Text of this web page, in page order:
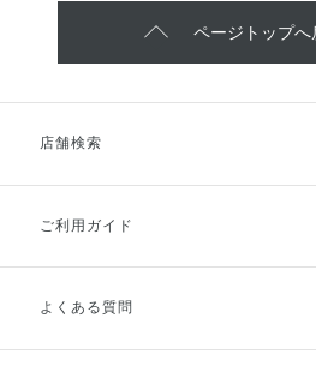
ページトップへ
店舗検索
ご利用ガイド
ご利用ガイドトップ
よくある質問